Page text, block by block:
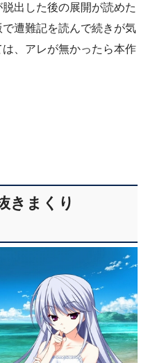
出した後の展開が読めた
遭難記を読んで続きが気
、アレが無かったら本作
きまくり